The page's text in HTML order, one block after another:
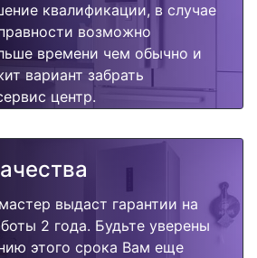
квалификации, в случае
возможно
времени чем обычно и
вариант забрать
центр.
выдаст гарантии на
2 года. Будьте уверены
этого срока Вам еще